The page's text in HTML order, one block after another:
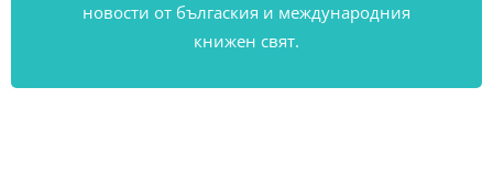
новости от бългаския и международния
книжен свят.